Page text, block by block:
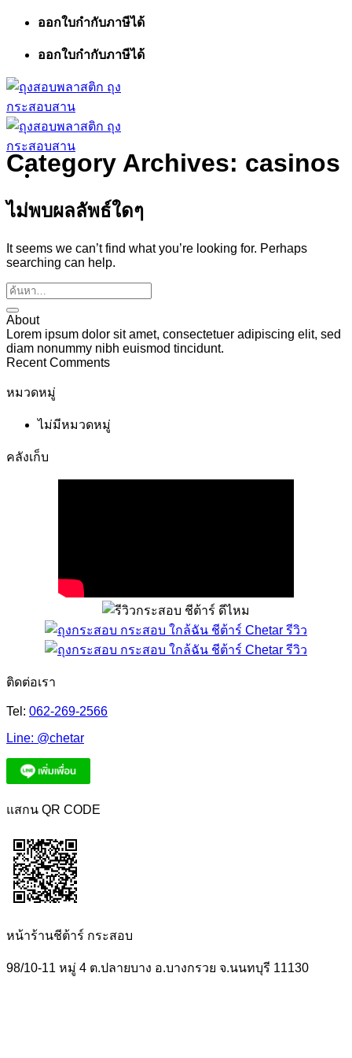
ข้าม
เนื้อหา
ออกใบกำกับภาษีได้
ออกใบกำกับภาษีได้
Category Archives: casinos
ไม่พบผลลัพธ์ใดๆ
It seems we can’t find what you’re looking for. Perhaps
searching can help.
About
Lorem ipsum dolor sit amet, consectetuer adipiscing elit, sed
diam nonummy nibh euismod tincidunt.
Recent Comments
หมวดหมู่
ไม่มีหมวดหมู่
คลังเก็บ
ติดต่อเรา
Tel: 062-269-2566
Line: @chetar
แสกน QR CODE
หน้าร้านชีต้าร์ กระสอบ
98/10-11 หมู่ 4 ต.ปลายบาง อ.บางกรวย จ.นนทบุรี 11130